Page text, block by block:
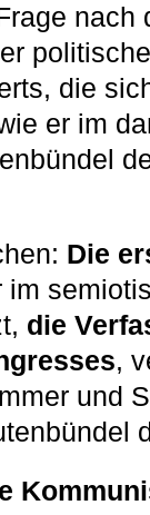
nach
die
er im
Die
im
die
,
und